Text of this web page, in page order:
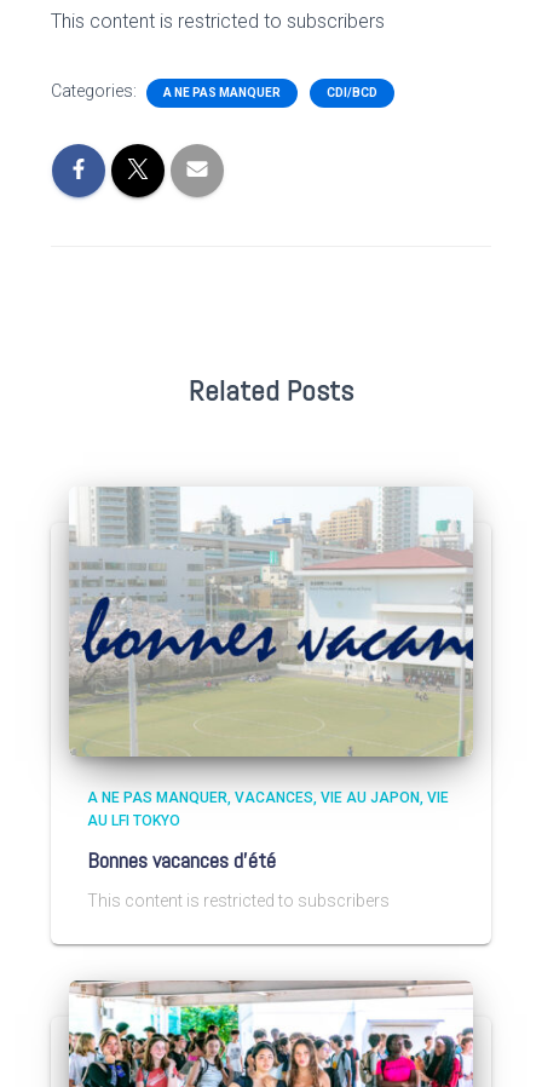
This content is restricted to subscribers
Categories: A NE PAS MANQUER CDI/BCD
Related Posts
A NE PAS MANQUER VACANCES VIE AU JAPON VIE
AU LFI TOKYO
Bonnes vacances d’été
This content is restricted to subscribers